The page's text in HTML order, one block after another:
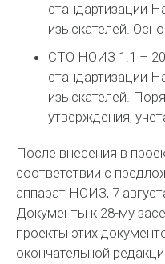
стандартизации
изыскателей.
СТО НОИЗ 1.1 –
стандартизации
изыскателей.
утверждения,
После внесения в
соответствии с
аппарат НОИЗ, 7
Документы к 28-му
проекты этих
окончательной